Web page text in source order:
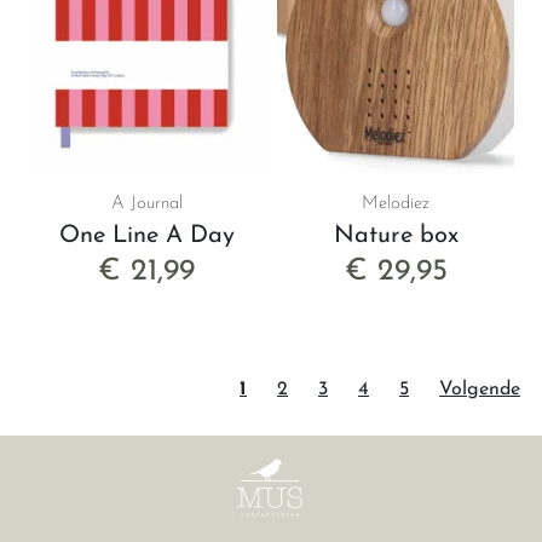
A Journal
One Line A Day
€ 21,99
Melodiez
Nature box
€ 29,95
1 2 3 4 5 Volgende